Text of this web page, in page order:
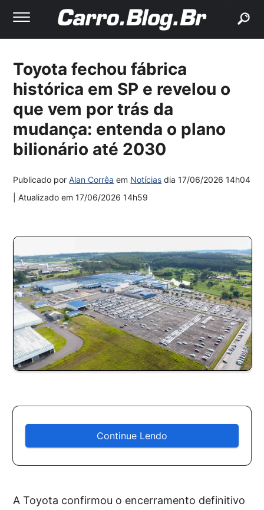
Toyota fechou fábrica
histórica em SP e revelou o
que vem por trás da
mudança: entenda o plano
bilionário até 2030
Publicado porAlan Corrêa em Notícias dia17/06/2026 14h04
| Atualizado em17/06/2026 14h59
Continue Lendo
A Toyota confirmou o encerramento definitivo